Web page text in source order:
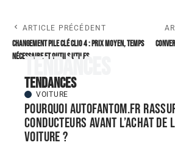
ARTICLE PRÉCÉDENT
Changement pile clé Clio 4 : prix moyen, temps
nécessaire et outils utiles
Tendances
Tendances
VOITURE
Pourquoi autofantom.fr
conducteurs avant l’achat de
voiture ?